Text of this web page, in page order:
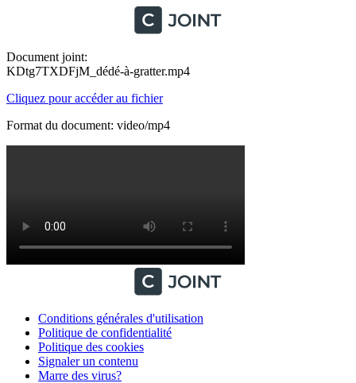
Document joint:
KDtg7TXDFjM_dédé-à-gratter.mp4
Cliquez pour accéder au fichier
Format du document: video/mp4
Conditions générales d'utilisation
Politique de confidentialité
Politique des cookies
Signaler un contenu
Marre des virus?